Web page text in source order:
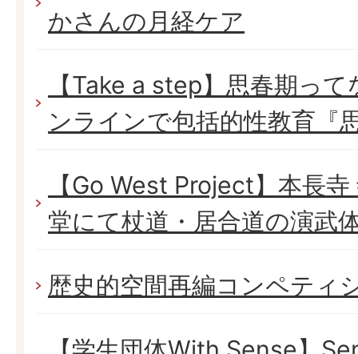
かさんの月経ケア
【Take a step】思春期っ
ンラインで包括的性教育『
【Go West Project】本長
堂にて杖道・居合道の演武
歴史的空間再編コンペティ